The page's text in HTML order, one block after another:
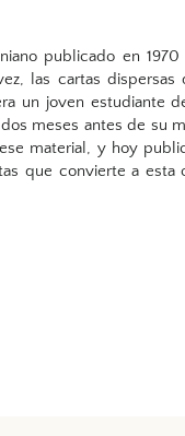
publicado en
las cartas
un joven estudiante
meses antes de su
material, y hoy
que convierte a esta